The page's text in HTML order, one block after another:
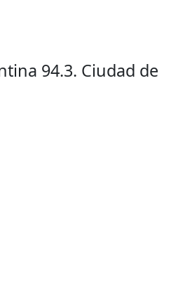
94.3. Ciudad de